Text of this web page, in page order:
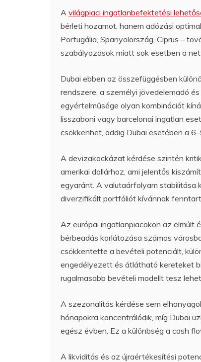
A világpiaci ingatlanbefektetési
bérleti hozamot, hanem adózási
Portugália, Spanyolország, Ciprus –
szabályozások miatt sok esetben a
Dubai ebben az összefüggésben
rendszere, a személyi jövedelemadó
egyértelműsége olyan kombinációt
lisszaboni vagy barcelonai ingatlan
csökkenhet, addig Dubai esetében a
A devizakockázat kérdése szintén
amerikai dollárhoz, ami jelentős
egyaránt. A valutaárfolyam stabilitása
diverzifikált portfóliót kívánnak
Az európai ingatlanpiacokon az
bérbeadás korlátozása számos
csökkentette a bevételi potenciált,
engedélyezett és átlátható kereteket
rugalmasabb bevételi modellt tesz
A szezonalitás kérdése sem
hónapokra koncentrálódik, míg Dubai
egész évben. Ez a különbség a cash
A likviditás és az újraértékesítési